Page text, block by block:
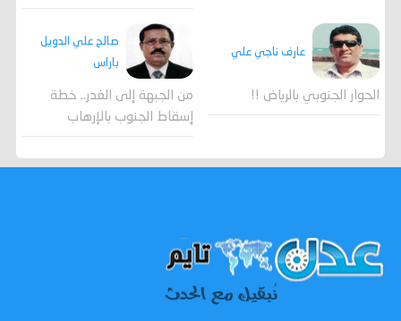
عارف ناجي علي
الحوار الجنوبي بالرياض !!
صالح علي الدويل
باراس
من الجبهة إلى الغدر.. خطة
إسقاط الجنوب بالإرهاب